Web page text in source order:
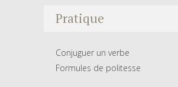
Pratique
Conjuguer un verbe
Formules de politesse